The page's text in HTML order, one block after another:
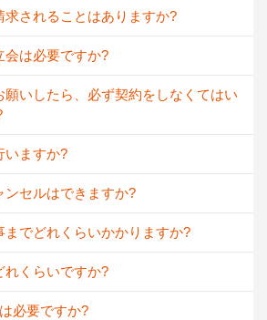
求されることはありますか?
会は必要ですか?
願いしたら、必ず契約をしなくてはい
いますか?
ンセルはできますか?
までどれくらいかかりますか?
れくらいですか?
必要ですか?